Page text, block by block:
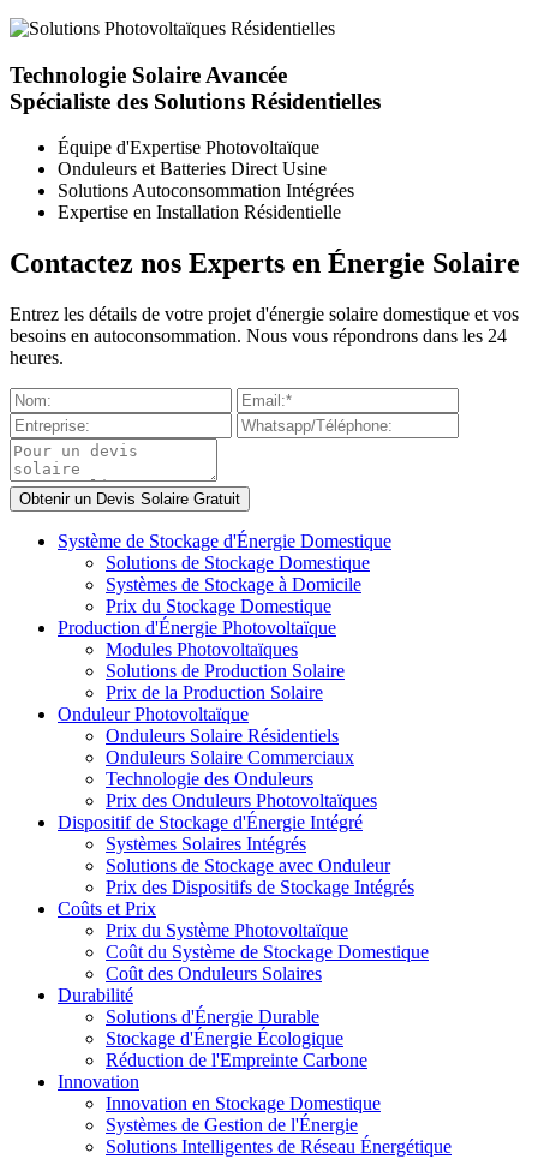
Technologie Solaire Avancée
Spécialiste des Solutions Résidentielles
Équipe d'Expertise Photovoltaïque
Onduleurs et Batteries Direct Usine
Solutions Autoconsommation Intégrées
Expertise en Installation Résidentielle
Contactez nos Experts en Énergie Solaire
Entrez les détails de votre projet d'énergie solaire domestique et vos
besoins en autoconsommation. Nous vous répondrons dans les 24
heures.
Système de Stockage d'Énergie Domestique
Solutions de Stockage Domestique
Systèmes de Stockage à Domicile
Prix du Stockage Domestique
Production d'Énergie Photovoltaïque
Modules Photovoltaïques
Solutions de Production Solaire
Prix de la Production Solaire
Onduleur Photovoltaïque
Onduleurs Solaire Résidentiels
Onduleurs Solaire Commerciaux
Technologie des Onduleurs
Prix des Onduleurs Photovoltaïques
Dispositif de Stockage d'Énergie Intégré
Systèmes Solaires Intégrés
Solutions de Stockage avec Onduleur
Prix des Dispositifs de Stockage Intégrés
Coûts et Prix
Prix du Système Photovoltaïque
Coût du Système de Stockage Domestique
Coût des Onduleurs Solaires
Durabilité
Solutions d'Énergie Durable
Stockage d'Énergie Écologique
Réduction de l'Empreinte Carbone
Innovation
Innovation en Stockage Domestique
Systèmes de Gestion de l'Énergie
Solutions Intelligentes de Réseau Énergétique